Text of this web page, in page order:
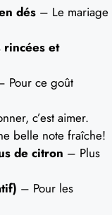
dés – Le mariage
rincées et
Pour ce goût
c’est aimer.
belle note fraîche!
de citron – Plus
– Pour les